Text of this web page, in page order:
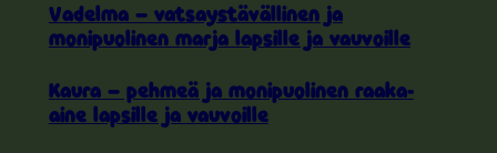
Vadelma – vatsaystävällinen ja
monipuolinen marja lapsille ja vauvoille
Kaura – pehmeä ja monipuolinen raaka-
aine lapsille ja vauvoille